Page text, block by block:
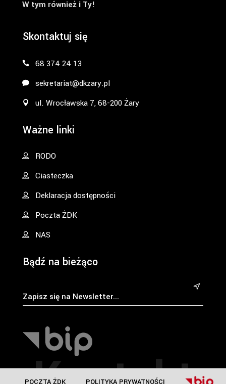
POLITYKA PRYWATNOŚCI
POCZTA ŻDK
W tym również i Ty!
Skontaktuj się
68 374 24 13
sekretariat@dkzary.pl
ul. Wrocławska 7, 68-200 Żary
Ważne linki
RODO
Ciasteczka
Deklaracja dostępności
Poczta ŻDK
NAS
Bądź na bieżąco
&